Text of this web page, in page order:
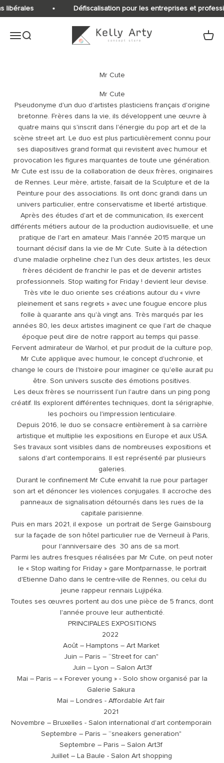
Passer au contenu
libérales Défiscalisation pour les entreprises et
Ouvrir la navigation
Ouvrir la recherche
Kelly Arty
Voir
Mr Cute
Pseudonyme d'un duo d'artistes plasticiens français d'origine
bretonne. Frères dans la vie, ils développent une œuvre à
quatre mains qui s'inscrit dans l'énergie du pop art et de la
scène street art. Le duo est plus particulièrement connu pour
ses diapositives grand format qui revisitent avec humour et
provocation les figures marquantes de toute une génération.
Mr Cute est issu de la collaboration de deux frères, originaires
de Rennes. Leur mère, artiste, faisait de la Sculpture et de la
Peinture pour des associations. Ils ont donc grandi dans un
univers particulier, entre conservatisme et liberté artistique.
Après des études d'art et de communication, ils exercent
différents métiers autour de la production audiovisuelle, et une
pratique de l'art en amateur. Mais l'année 2015 marque un
tournant décisif dans la vie de Mr Cute. Suite à la détection
d'une maladie orpheline chez l'un des deux artistes, les deux
frères décident de franchir le pas et de devenir artistes
professionnels. Stop waiting for Friday ! devient leur devise.
Très vite le duo oriente ses créations autour du « vivre
pleinement et sans regrets » avec une fougue encore plus
folle à quarante ans qu'à vingt ans. Très marqués par les
années 80, les deux artistes imaginent ce que l'art de chaque
époque peut dire de notre rapport au temps qui passe.
Fervent admirateur de Warhol, et pur produit de la culture pop,
Mr Cute applique avec humour, le concept d'uchronie, et
change le cours de l'histoire pour imaginer ce qu'elle aurait pu
être. Son univers suscite des émotions positives.
Les deux frères se nourrissent l'un l'autre dans un ping pong
créatif. Ils explorent différentes techniques, dont la sérigraphie,
les pochoirs ou l'impression lenticulaire.
Depuis 2016, le duo se consacre entièrement à sa carrière
artistique et multiplie les expositions en Europe et aux USA.
Ses travaux sont visibles dans de nombreuses expositions et
salons d'art contemporains. Il est représenté par plusieurs
galeries.
Durant le confinement Mr Cute envahit la rue pour partager
son art et dénoncer les violences conjugales. Il accroche des
panneaux de signalisation détournés dans les rues de la
capitale parisienne.
Puis en mars 2021, il expose un portrait de Serge Gainsbourg
sur la façade de son hôtel particulier rue de Verneuil à Paris,
pour l'anniversaire des 30 ans de sa mort.
Parmi les autres fresques réalisées par Mr Cute, on peut noter
le « Stop waiting for Friday » gare Montparnasse, le portrait
d'Etienne Daho dans le centre-ville de Rennes, ou celui du
jeune rappeur rennais Lujipéka.
Toutes ses œuvres portent au dos une pièce de 5 francs, dont
l'année prouve leur authenticité.
PRINCIPALES EXPOSITIONS
2022
Août – Hamptons – Art Market
Juin – Paris – “Street for can"
Juin – Lyon – Salon Art3f
Mai – Paris – « Forever young » - Solo show organisé par la
Galerie Sakura
Mai – Londres - Affordable Art fair
2021
Novembre – Bruxelles - Salon international d'art contemporain
Septembre – Paris – “sneakers generation"
Septembre – Paris – Salon Art3f
Juillet – La Baule - Salon Art shopping